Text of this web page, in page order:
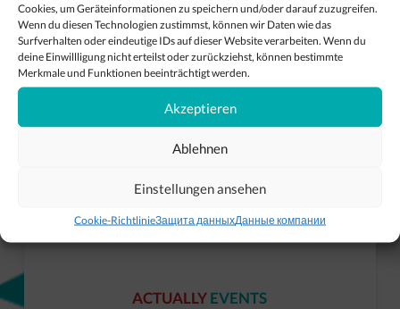
Cookies, um Geräteinformationen zu speichern und/oder darauf zuzugreifen.
Wenn du diesen Technologien zustimmst, können wir Daten wie das
Surfverhalten oder eindeutige IDs auf dieser Website verarbeiten. Wenn du
deine Einwillligung nicht erteilst oder zurückziehst, können bestimmte
Merkmale und Funktionen beeinträchtigt werden.
Akzeptieren
Ablehnen
Einstellungen ansehen
Cookie-RichtlinieЗащита данныхДанные компании
INFO+NEWS
Here you will find our press releases and appearances
at trade fairs.
ACTUALLYEVENTS